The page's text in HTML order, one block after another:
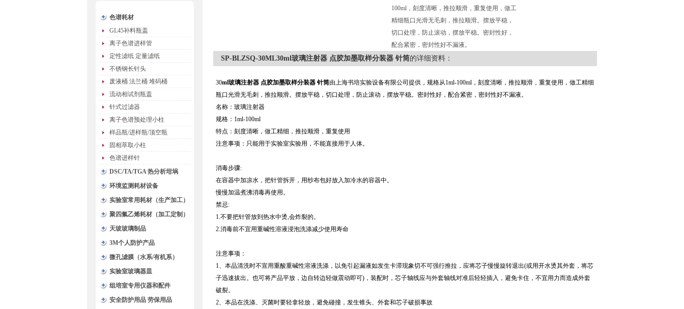
色谱耗材
GL45补料瓶盖
离子色谱进样管
定性滤纸 定量滤纸
不锈钢长针头
废液桶 法兰桶 堆码桶
流动相试剂瓶盖
针式过滤器
离子色谱预处理小柱
样品瓶/进样瓶/顶空瓶
固相萃取小柱
色谱进样针
DSC/TA/TGA 热分析坩埚
环境监测耗材设备
实验室常用耗材（生产加工）
聚四氟乙烯耗材（加工定制）
天玻玻璃制品
3M个人防护产品
微孔滤膜（水系/有机系）
实验室玻璃器皿
组培室专用仪器和配件
安全防护用品 劳保用品
100ml，刻度清晰，推拉顺滑，重复使用，做工
精细瓶口光滑无毛刺，推拉顺滑。摆放平稳，
切口处理，防止滚动，摆放平稳。密封性好，
配合紧密，密封性好不漏液。
SP-BLZSQ-30ML30ml玻璃注射器 点胶加墨取样分装器 针筒的详细资料：
30ml玻璃注射器 点胶加墨取样分装器 针筒由上海书培实验设备有限公司提供，规格从1ml-100ml，刻度清晰，推拉顺滑，重复使用，做工精细
瓶口光滑无毛刺，推拉顺滑。摆放平稳，切口处理，防止滚动，摆放平稳。密封性好，配合紧密，密封性好不漏液。
名称：玻璃注射器
规格：1ml-100ml
特点：刻度清晰，做工精细，推拉顺滑，重复使用
注意事项：只能用于实验室实验用，不能直接用于人体。
消毒步骤:
在容器中加凉水，把针管拆开，用纱布包好放入加冷水的容器中。
慢慢加温煮沸消毒再使用。
禁忌:
1.不要把针管放到热水中烫,会炸裂的。
2.消毒前不宜用重碱性溶液浸泡洗涤减少使用寿命
注意事项：
1、本品清洗时不宣用重酸重碱性溶液洗涤，以免引起漏液如发生卡滞现象切不可强行推拉，应将芯子慢慢旋转退出(或用开水烫其外套，将芯
子迅速拔出。也可将产品平放，边自转边轻做震动即可)，装配时，芯子轴线应与外套轴线对准后轻轻插入，避免卡住，不宜用力而造成外套
破裂。
2、本品在洗涤、灭菌时要轻拿轻放，避免碰撞，发生锥头、外套和芯子破损事故